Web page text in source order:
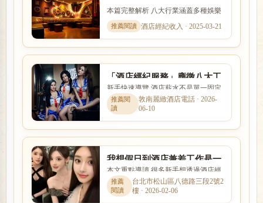
上班該如何選擇」求職平台
本篇完整解析 八大行業涵蓋多種娛樂
服務與工作型態，實際內容、收入模
式與風險程度差異很大。本...
酒店經紀收入 · 2025-03-21
「酒店經紀服務」應徵八大工
作自由彈性上班時間、日領高
薪
新手快速導覽 酒店薪水不是單一固定
數字，而是受到店型、出勤時段、節
數、客源與個人條件影響。...
敦南麗緻酒店電話 · 2026-
06-10
我想假日到酒店兼差工作是一
定要找酒店經紀應徵嗎?
本文重點導讀 很多新手想透過酒店經
紀找工作，卻不清楚經紀是否可靠、
抽成怎麼算。本文整理「我...
台北市松山區八德路三段2號2
樓 · 2026-02-06